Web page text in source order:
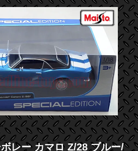
レー カマロ Z/28 ブルー/